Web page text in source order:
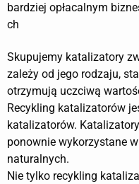
bardziej opłacalnym
ch
Skupujemy katalizatory
zależy od jego rodzaju,
otrzymują uczciwą
Recykling katalizatorów
katalizatorów.
ponownie wykorzystane
naturalnych.
Nie tylko recykling